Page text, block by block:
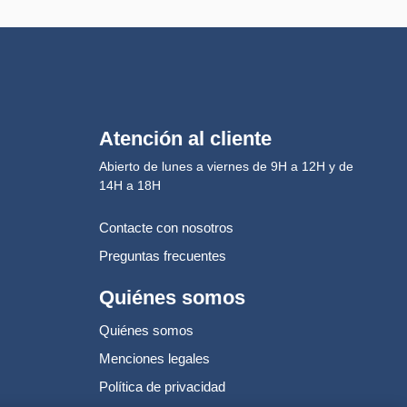
Atención al cliente
Abierto de lunes a viernes de 9H a 12H y de
14H a 18H
Contacte con nosotros
Preguntas frecuentes
Quiénes somos
Quiénes somos
Menciones legales
Política de privacidad